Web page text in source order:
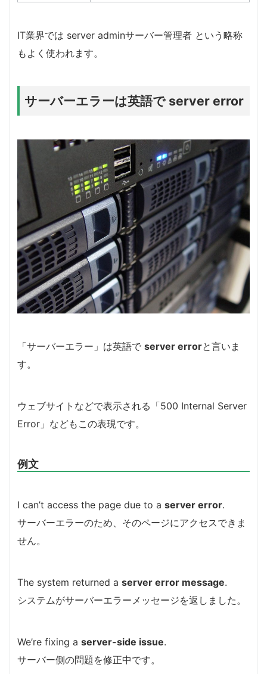
IT業界では server adminサーバー管理者 という略称
もよく使われます。
サーバーエラーは英語で server error
「サーバーエラー」は英語で server errorと言いま
す。
ウェブサイトなどで表示される「500 Internal Server
Error」などもこの表現です。
例文
I can’t access the page due to a server error.
サーバーエラーのため、そのページにアクセスできま
せん。
The system returned a server error message.
システムがサーバーエラーメッセージを返しました。
We’re fixing a server-side issue.
サーバー側の問題を修正中です。